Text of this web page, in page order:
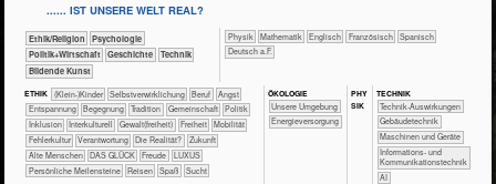
...... IST UNSERE WELT REAL?
​​​​​​​​​​Ethik/​Religion
​​​​​​​​​​Psychologie
​​​​​​​​​Politik+​Wirtschaft
​​​​​​​​Geschichte
​Technik
Bildende Kunst
​​​​​​​Physik ​​​​​​Mathematik ​​​​Englisch ​​​​Französisch
​​​​Spanisch
​​​Deutsch a.F.
ETHIK (Klein-)Kinder ​​​​​​​​​​​​​​​​​​​​​​​​​​​​​​​​​​​​​​​​Selbst­verwirklichung ​​​​​​​​​​​​​​​Beruf
​​​​​​​​​​​​​Angst
​​​​​​​​​​​​​Entspannung
​​​​​​​​​​​​Begegnung ​​​​​​​​​​​Tradition ​​​​​​​​​​Gemeinschaft
​​​​​​​​​Politik
​​​​​​​​Inklusion
​​​​​​​​Interkulturell ​​​​Gewalt(freiheit) ​​​Freiheit
​​​Mobilität
​​Fehlerkultur
​​Verantwortung ​Die Realität?
​Zukunft
Alte Menschen
DAS GLÜCK Freude
LUXUS
Persönliche Meilensteine
Reisen Spaß Sucht
ÖKO​LOGIE
​​​​​​​​​​​​​Unsere Umgebung
​​​Energieversorgung
PHY​
SIK
TECH​NIK
​​​​​​Technik-Auswirkungen
​​​​​Gebäudetechnik
​​​​Maschinen und Geräte
​​​Informations- und
Kommunikationstechnik
​​AI